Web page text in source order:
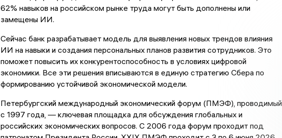
62% навыков на российском рынке труда могут быть дополнены или
замещены ИИ.
Сейчас банк разрабатывает модель для выявления новых трендов влияния
ИИ на навыки и создания персональных планов развития сотрудников. Это
поможет повысить их конкурентоспособность в условиях цифровой
экономики. Все эти решения вписываются в единую стратегию Сбера по
формированию устойчивой экономической модели.
Петербургский международный экономический форум (ПМЭФ), проводимый
с 1997 года, — ключевая площадка для обсуждения глобальных и
российских экономических вопросов. С 2006 года форум проходит под